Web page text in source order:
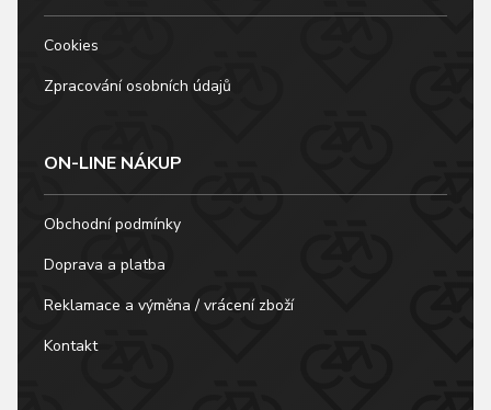
Cookies
Zpracování osobních údajů
ON-LINE NÁKUP
Obchodní podmínky
Doprava a platba
Reklamace a výměna / vrácení zboží
Kontakt